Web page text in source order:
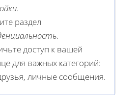
.
раздел
.
доступ к вашей
для важных категорий:
личные сообщения.